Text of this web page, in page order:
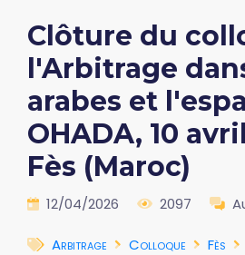
Clôture du
l'Arbitrage
arabes et
OHADA, 10
Fès (Maroc)
12/04/2026 2097
Arbitrage Colloque Fès